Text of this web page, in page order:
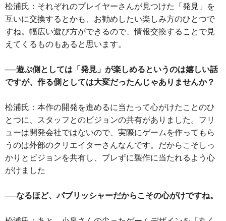
松浦氏：それぞれのプレイヤーさんが見つけた「発見」を
互いに交換するとかも、お勧めしたい楽しみ方のひとつで
すね。幅広い遊び方ができるので、情報交換することで見
えてくるものもあると思います。
──遊ぶ側としては「発見」が楽しめるというのは嬉しい話
ですが、作る側としては大変だったんじゃありませんか？
松浦氏：本作の開発を進めるに当たって心がけたことのひ
とつに、スタッフとのビジョンの共有がありました。フリ
ューは開発会社ではないので、実際にゲームを作ってもら
うのは外部のクリエイターさんなんです。だからこそしっ
かりとビジョンを共有し、ブレずに製作に当たれるよう心
がけました
──なるほど、パブリッシャーだからこその心がけですね。